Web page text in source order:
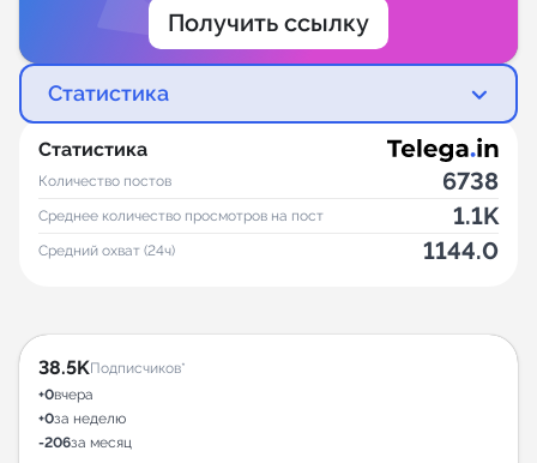
Получить ссылку
Статистика
Статистика
Количество постов 6738
Среднее количество просмотров на пост 1.1K
Средний охват (24ч) 1144.0
38.5KПодписчиков*
+0вчера
+0за неделю
-206за месяц